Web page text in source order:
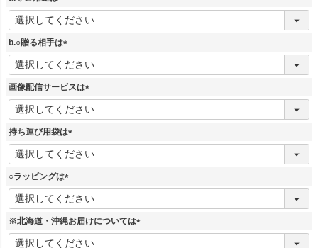
(
必
須
b.○贈る相手は
(
必
須
画像配信サービスは
(
必
持ち運び用袋は
(
必
○ラッピングは
(
必
須
※北海道・沖縄お届けについては
(